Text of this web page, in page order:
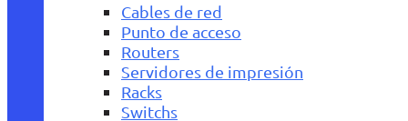
Cables de red
Punto de acceso
Routers
Servidores de impresión
Racks
Switchs